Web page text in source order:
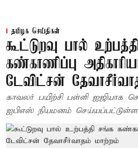
தமிழக செய்திகள்
கூட்டுறவு பால்
கண்காணிப்பு
டேவிட்சன்
காவலர் பயிற்சி பள்ளி ஐஜியாக
ஐபிஎஸ் நியமனம்